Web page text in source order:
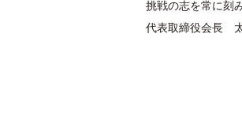
挑戦の志を常に刻
代表取締役会長